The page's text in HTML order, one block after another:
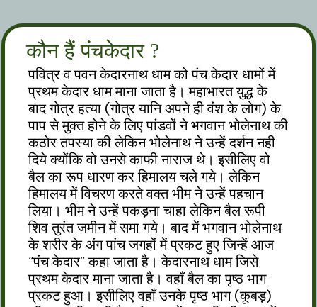
कौन हैं पंचकेदार ?
पवित्र व पवन केदारनाथ धाम को पंच केदार धामों में
प्रथम केदार धाम माना जाता है। महाभारत युद्ध के
बाद गोत्र हत्या (गोत्र यानि अपने ही वंश के लोग) के
पाप से मुक्त होने के लिए पांडवों ने भगवान भोलेनाथ की
कठोर तपस्या की लेकिन भोलेनाथ ने उन्हें दर्शन नही
दिये क्योंकि वो उनसे काफी नाराज थे। इसीलिए वो
बैल का रूप धारण कर हिमालय चले गये। लेकिन
हिमालय में विचरण करते वक्त भीम ने उन्हें पहचान
लिया। भीम ने उन्हें पकड़ना चाहा लेकिन बैल रूपी
शिव तुरंत जमीन में समा गये। बाद में भगवान भोलेनाथ
के शरीर के अंग पांच जगहों में प्रकट हुए जिन्हें आज
“पंच केदार” कहा जाता है। केदारनाथ धाम जिसे
प्रथम केदार माना जाता है। वहाँ बैल का पृष्ठ भाग
प्रकट हुआ। इसीलिए वहाँ उनके पृष्ठ भाग (कूबड़)